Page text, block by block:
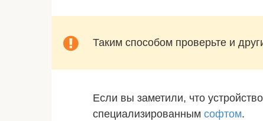
Таким способом проверьте и
Если вы заметили, что
специализированным софтом.